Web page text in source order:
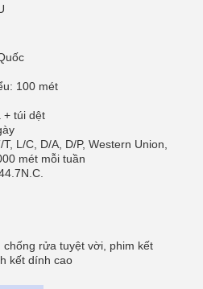
100 mét
+ túi dệt
L/C, D/A, D/P, Western Union,
mét mỗi tuần
chống rửa tuyệt vời, phim kết
kết dính cao